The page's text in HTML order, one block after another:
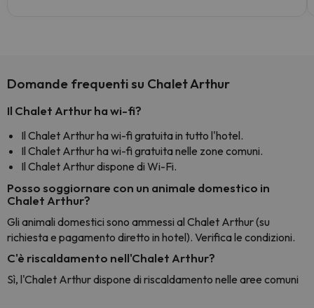
Domande frequenti su Chalet Arthur
Il Chalet Arthur ha wi-fi?
Il Chalet Arthur ha wi-fi gratuita in tutto l'hotel.
Il Chalet Arthur ha wi-fi gratuita nelle zone comuni.
Il Chalet Arthur dispone di Wi-Fi.
Posso soggiornare con un animale domestico in
Chalet Arthur?
Gli animali domestici sono ammessi al Chalet Arthur (su
richiesta e pagamento diretto in hotel). Verifica le condizioni.
C'è riscaldamento nell'Chalet Arthur?
Sì, l'Chalet Arthur dispone di riscaldamento nelle aree comuni